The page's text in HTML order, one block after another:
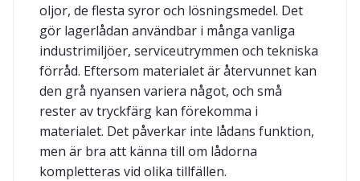
oljor, de flesta syror och lösningsmedel. Det
gör lagerlådan användbar i många vanliga
industrimiljöer, serviceutrymmen och tekniska
förråd. Eftersom materialet är återvunnet kan
den grå nyansen variera något, och små
rester av tryckfärg kan förekomma i
materialet. Det påverkar inte lådans funktion,
men är bra att känna till om lådorna
kompletteras vid olika tillfällen.